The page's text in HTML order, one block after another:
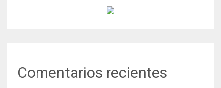
Comentarios recientes